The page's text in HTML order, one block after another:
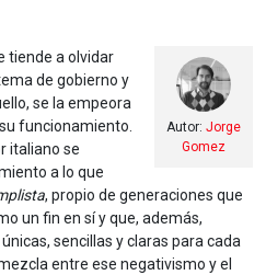
Autor: Jorge
Gomez
tiende a olvidar
de gobierno y
se la empeora
funcionamiento.
italiano se
a lo que
, propio de generaciones que
un fin en sí y que, además,
sencillas y claras para cada
entre ese negativismo y el